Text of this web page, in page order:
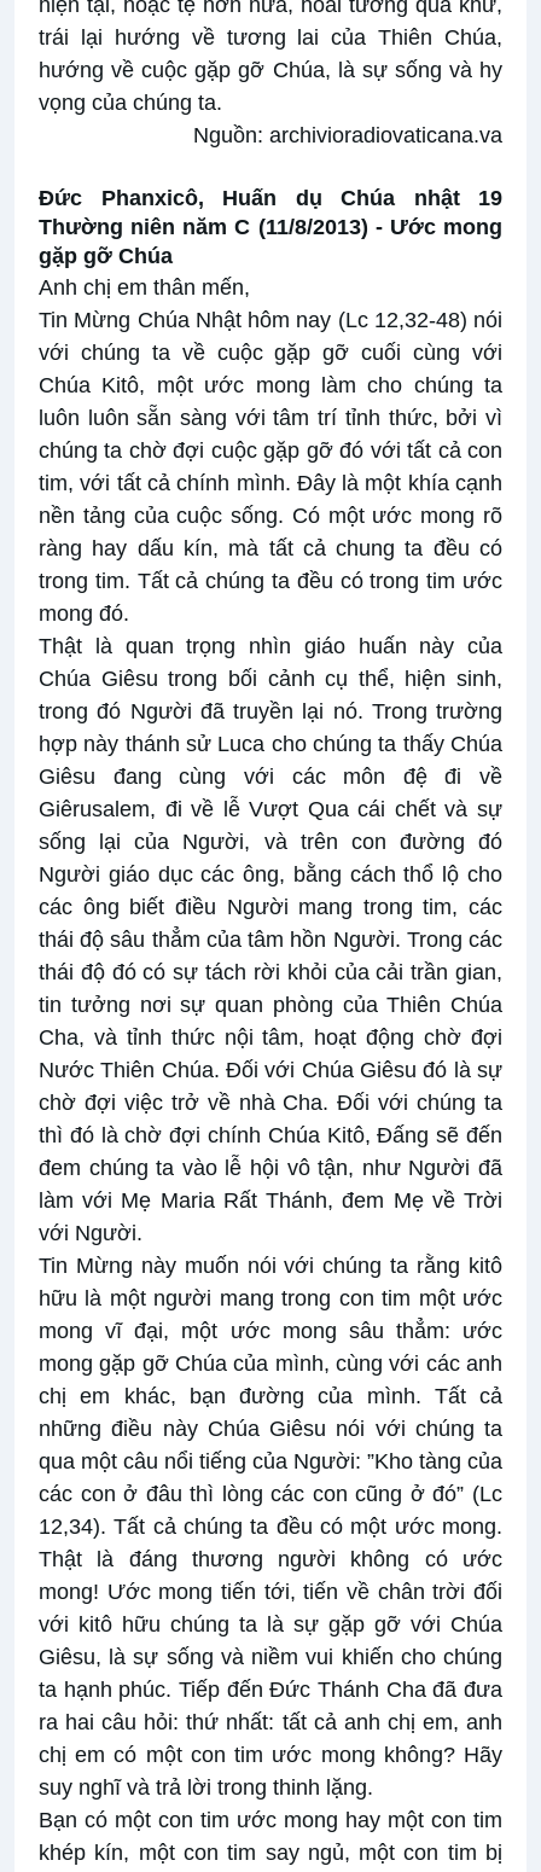
hiện tại, hoặc tệ hơn nữa, hoài tưởng quá khứ,
trái lại hướng về tương lai của Thiên Chúa,
hướng về cuộc gặp gỡ Chúa, là sự sống và hy
vọng của chúng ta.
Nguồn: archivioradiovaticana.va
Đức Phanxicô, Huấn dụ Chúa nhật 19
Thường niên năm C (11/8/2013) - Ước mong
gặp gỡ Chúa
Anh chị em thân mến,
Tin Mừng Chúa Nhật hôm nay (Lc 12,32-48) nói
với chúng ta về cuộc gặp gỡ cuối cùng với
Chúa Kitô, một ước mong làm cho chúng ta
luôn luôn sẵn sàng với tâm trí tỉnh thức, bởi vì
chúng ta chờ đợi cuộc gặp gỡ đó với tất cả con
tim, với tất cả chính mình. Đây là một khía cạnh
nền tảng của cuộc sống. Có một ước mong rõ
ràng hay dấu kín, mà tất cả chung ta đều có
trong tim. Tất cả chúng ta đều có trong tim ước
mong đó.
Thật là quan trọng nhìn giáo huấn này của
Chúa Giêsu trong bối cảnh cụ thể, hiện sinh,
trong đó Người đã truyền lại nó. Trong trường
hợp này thánh sử Luca cho chúng ta thấy Chúa
Giêsu đang cùng với các môn đệ đi về
Giêrusalem, đi về lễ Vượt Qua cái chết và sự
sống lại của Người, và trên con đường đó
Người giáo dục các ông, bằng cách thổ lộ cho
các ông biết điều Người mang trong tim, các
thái độ sâu thẳm của tâm hồn Người. Trong các
thái độ đó có sự tách rời khỏi của cải trần gian,
tin tưởng nơi sự quan phòng của Thiên Chúa
Cha, và tỉnh thức nội tâm, hoạt động chờ đợi
Nước Thiên Chúa. Đối với Chúa Giêsu đó là sự
chờ đợi việc trở về nhà Cha. Đối với chúng ta
thì đó là chờ đợi chính Chúa Kitô, Đấng sẽ đến
đem chúng ta vào lễ hội vô tận, như Người đã
làm với Mẹ Maria Rất Thánh, đem Mẹ về Trời
với Người.
Tin Mừng này muốn nói với chúng ta rằng kitô
hữu là một người mang trong con tim một ước
mong vĩ đại, một ước mong sâu thẳm: ước
mong gặp gỡ Chúa của mình, cùng với các anh
chị em khác, bạn đường của mình. Tất cả
những điều này Chúa Giêsu nói với chúng ta
qua một câu nổi tiếng của Người: ”Kho tàng của
các con ở đâu thì lòng các con cũng ở đó” (Lc
12,34). Tất cả chúng ta đều có một ước mong.
Thật là đáng thương người không có ước
mong! Ước mong tiến tới, tiến về chân trời đối
với kitô hữu chúng ta là sự gặp gỡ với Chúa
Giêsu, là sự sống và niềm vui khiến cho chúng
ta hạnh phúc. Tiếp đến Đức Thánh Cha đã đưa
ra hai câu hỏi: thứ nhất: tất cả anh chị em, anh
chị em có một con tim ước mong không? Hãy
suy nghĩ và trả lời trong thinh lặng.
Bạn có một con tim ước mong hay một con tim
khép kín, một con tim say ngủ, một con tim bị